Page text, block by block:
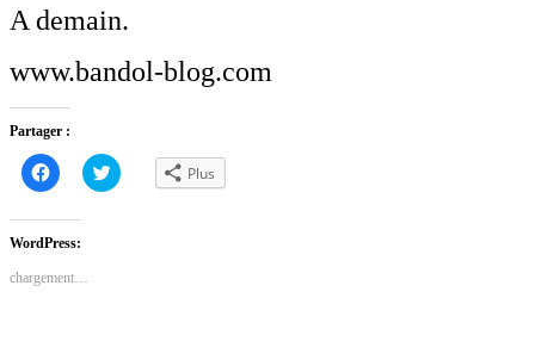
A demain.
www.bandol-blog.com
Partager :
Cliquez
pour
partager
Facebook(ouvre
dans
une
fenêtre)
Cliquez
pour Plus
WordPress:
chargement…